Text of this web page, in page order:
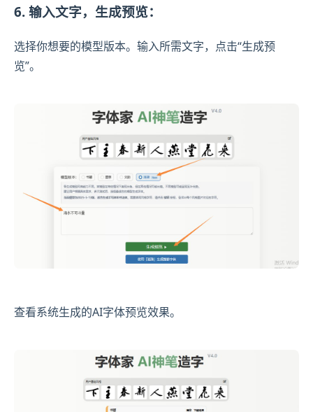
6. 输入文字，生成预览：
选择你想要的模型版本。输入所需文字，点击“生成预
览”。
查看系统生成的AI字体预览效果。